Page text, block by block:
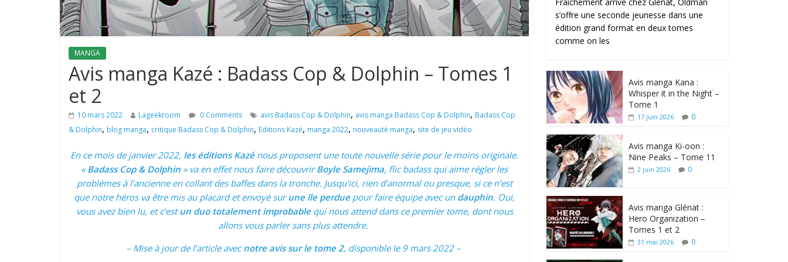
MANGA
Avis manga Kazé : Badass Cop & Dolphin – Tomes 1
et 2
10 mars 2022 Lageekroom 0 Comments avis Badass Cop & Dolphin, avis manga Badass Cop & Dolphin, Badass Cop
& Dolphin, blog manga, critique Badass Cop & Dolphin, Editions Kazé, manga 2022, nouveauté manga, site de jeu vidéo
En ce mois de janvier 2022, les éditions Kazénous proposent une toute nouvelle série pour le moins originale.
«Badass Cop & Dolphin » va en effet nous faire découvrirBoyle Samejima, flic badass qui aime régler les
problèmes à l’ancienne en collant des baffes dans la tronche. Jusqu’ici, rien d’anormal ou presque, si ce n’est
que notre héros va être mis au placard et envoyé surune île perduepour faire équipe avec un dauphin. Oui,
vous avez bien lu, et c’estun duo totalement improbablequi nous attend dans ce premier tome, dont nous
allons vous parler sans plus attendre.
– Mise à jour de l’article avecnotre avis sur le tome 2, disponible le 9 mars 2022 –
s’offre une seconde jeunesse dans une
édition grand format en deux tomes
comme on les
Avis manga Kana :
Whisper it in the Night –
Tome 1
17 juin 2026 0
Avis manga Ki-oon :
Nine Peaks – Tome 11
2 juin 2026 0
Avis manga Glénat :
Hero Organization –
Tomes 1 et 2
31 mai 2026 0